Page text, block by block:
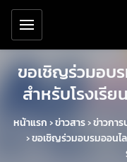
ข้ามไปยังเนื้อหาหลัก
เครื่องมือช่วยเหลือ
ขอเชิญร่วมอบ
สำหรับโรงเรี
หน้าแรก›ข่าวสาร›ข่าวกา
›ขอเชิญร่วมอบรมออนไ